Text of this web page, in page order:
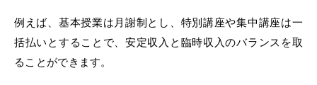
例えば、基本授業は月謝制とし、特別講座や集中講座は一
括払いとすることで、安定収入と臨時収入のバランスを取
ることができます。